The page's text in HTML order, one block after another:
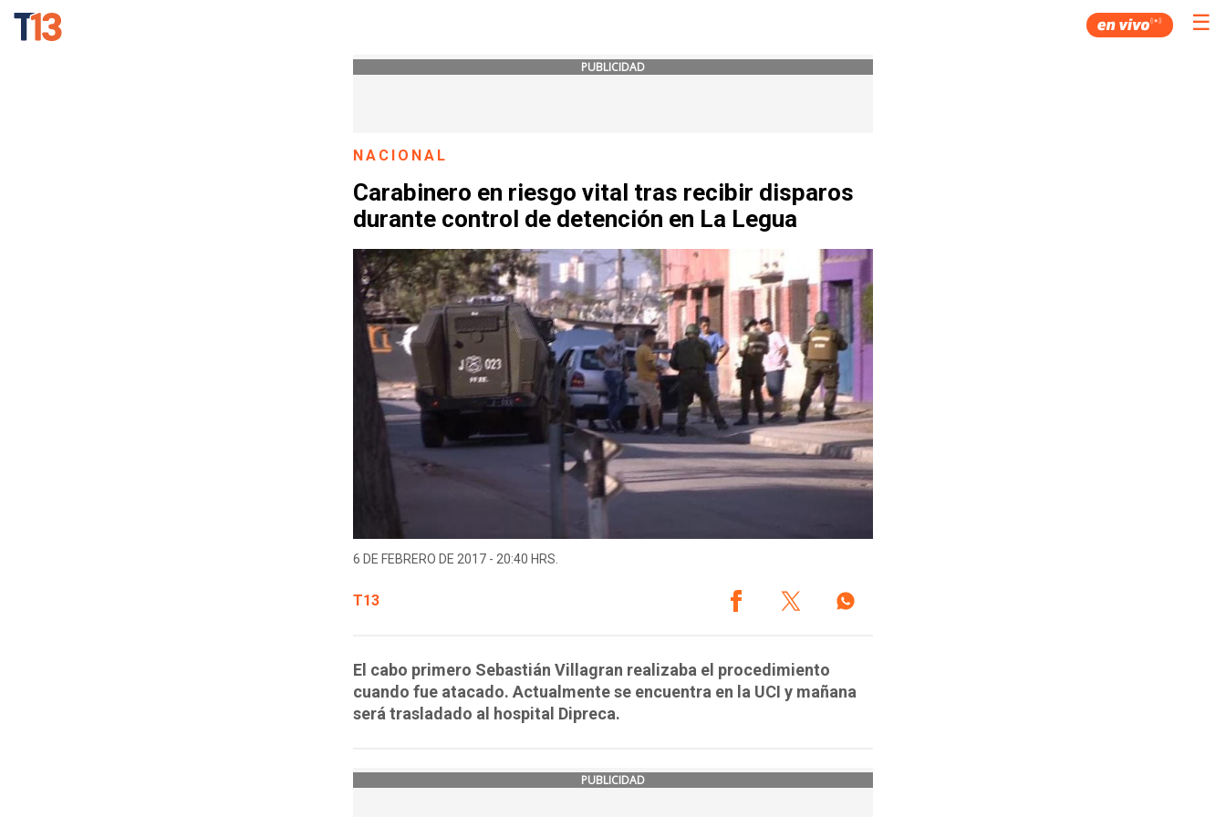
☰
PUBLICIDAD
NACIONAL
Carabinero en riesgo vital tras recibir disparos
durante control de detención en La Legua
6 DE FEBRERO DE 2017 - 20:40 HRS.
T13
El cabo primero Sebastián Villagran realizaba el procedimiento
cuando fue atacado. Actualmente se encuentra en la UCI y mañana
será trasladado al hospital Dipreca.
PUBLICIDAD